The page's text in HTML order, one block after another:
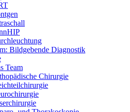
Bildgebende Diagnostik
Team
Chirurgie